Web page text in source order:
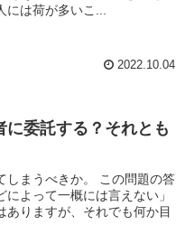
は荷が多いこ...
2022.10.04
委託する？それとも
か。 この問題の答
よって一概には言えない」
ありますが、それでも何か目